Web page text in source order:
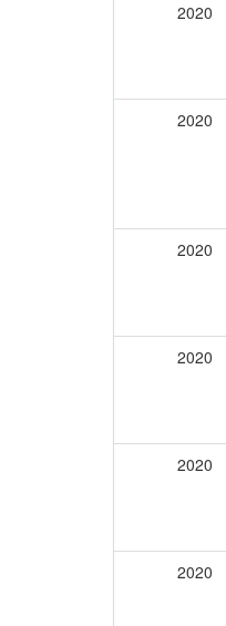
2020
2020
2020
2020
2020
2020